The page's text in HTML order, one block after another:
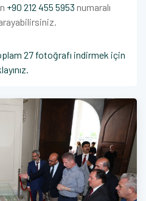
+90 212 455 5953 numaralı
27 fotoğrafı indirmek için